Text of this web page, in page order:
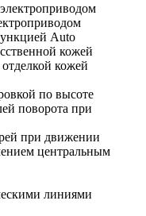
Auto
кожей
кожей
по высоте
поворота при
при движении
центральным
линиями